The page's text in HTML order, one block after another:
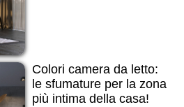
Colori camera da letto:
le sfumature per la zona
più intima della casa!